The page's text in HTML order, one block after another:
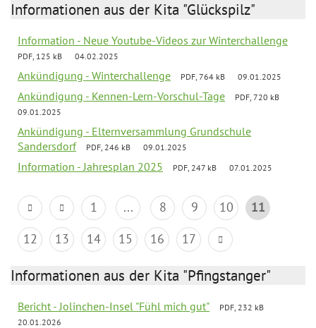
Informationen aus der Kita "Glückspilz"
Information - Neue Youtube-Videos zur Winterchallenge
PDF, 125 kB 04.02.2025
Ankündigung - Winterchallenge PDF, 764 kB 09.01.2025
Ankündigung - Kennen-Lern-Vorschul-Tage
PDF, 720 kB
09.01.2025
Ankündigung - Elternversammlung Grundschule
Sandersdorf
PDF, 246 kB 09.01.2025
Information - Jahresplan 2025 PDF, 247 kB 07.01.2025
1 ... 8 9 10
11
12
13 14 15 16 17
Informationen aus der Kita "Pfingstanger"
Bericht - Jolinchen-Insel "Fühl mich gut"
PDF, 232 kB
20.01.2026